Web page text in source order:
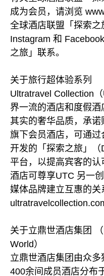
成为会员，请浏览
全球酒店联盟「探索
Instagram 和
之旅」联系。
关于旅行超体验系列
Ultratravel Collection
界一流的酒店和度假
其实的奢华品质，承
旗下会员酒店，可通过
开发的「探索之旅」
平台，以提高宾客的
酒店可尊享UTC 另一
媒体品牌建立互惠的关
关于立鼎世酒店集团
World）
立鼎世酒店集团由众多
400余间成员酒店分布